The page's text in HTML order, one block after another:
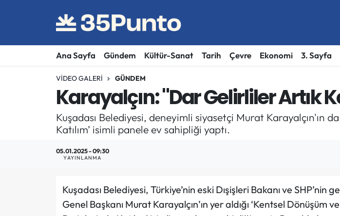
Ana Sayfa Gündem Kültür-Sanat Tarih Çevre Ekonomi 3. Sayfa
VIDEO GALERI GÜNDEM
Karayalçın: "Dar Gelirliler Artık
Kuşadası Belediyesi, deneyimli siyasetçi Murat Karayalçın'ın
Katılım’ isimli panele ev sahipliği yaptı.
05.01.2025 - 09:30
YAYINLANMA
Kuşadası Belediyesi, Türkiye’nin eski Dışişleri Bakanı ve SHP’nin
Genel Başkanı Murat Karayalçın’ın yer aldığı ‘Kentsel Dönüşüm